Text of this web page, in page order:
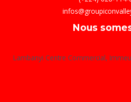
Nous
Lambanyi Centre Commercial,